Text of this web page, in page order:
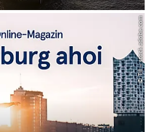
© Till – stock.adobe.com